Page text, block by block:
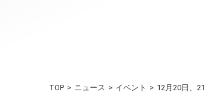
TOP ニュース イベント 12月20日、